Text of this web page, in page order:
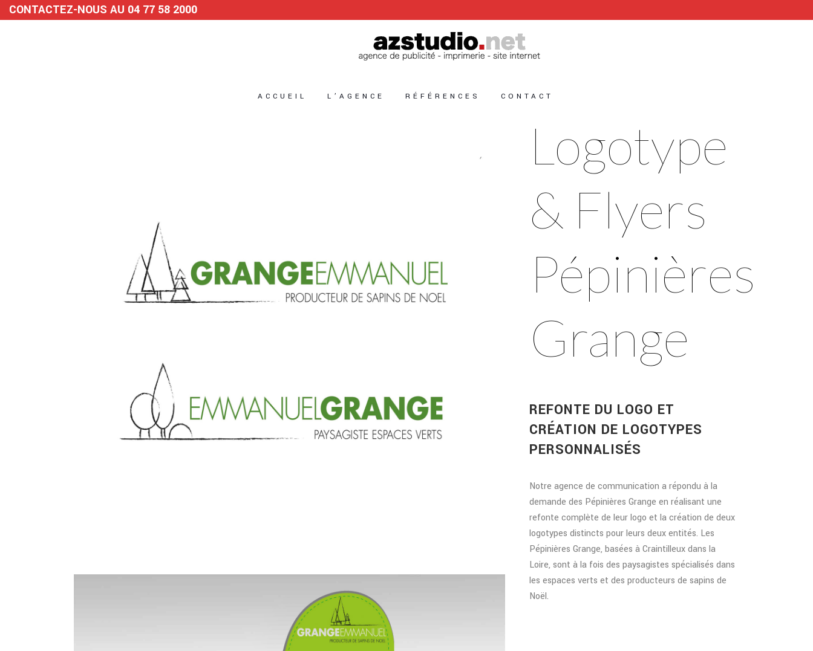
CONTACTEZ-NOUS AU 04 77 58 2000
ACCUEIL L’AGENCE RÉFÉRENCES CONTACT
Logotype
& Flyers
Pépinières
Grange
REFONTE DU LOGO ET
CRÉATION DE LOGOTYPES
PERSONNALISÉS
Notre agence de communication a répondu à la
demande des Pépinières Grange en réalisant une
refonte complète de leur logo et la création de deux
logotypes distincts pour leurs deux entités. Les
Pépinières Grange, basées à Craintilleux dans la
Loire, sont à la fois des paysagistes spécialisés dans
les espaces verts et des producteurs de sapins de
Noël.